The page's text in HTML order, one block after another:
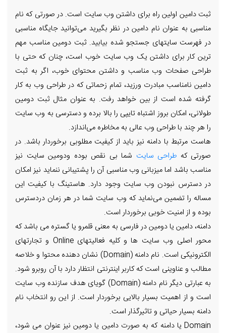
ثبت دامین اولین راه برای داشتن وب سایت است. در صورتی که نام
مناسبی به عنوان نام دامین در نظر بگیرید می‌توانید جایگاه مناسبی
در فهرست سایتهای جستجو شده بیابید. ثبت دومین مناسب مهم
ترین کار برای داشتن یک وب سایت خوب است، چنان که حتی با
طراحی صفحات وب مناسب و داشتن محتوای خوب، اگر به ثبت
دامین نامناسب مبادرت ورزید، تمام زحماتی که در طراحی وب به کار
گرفته شده است از بین خواهد رفت. به عنوان مثال ثبت دومین
طولانی، امکان بروز اشتباه تایپی را بالا برده و دسترسی به وب سایت
را هر چند با طراحی وب عالی به مخاطره می‌اندازد.
هاست مرتبط با دامنه نیز باید از کیفیت مطلوبی برخوردار باشد. در
صورتی که طراحی سایت شما بی نقص بوده ودومین سایت نیز
مناسب باشد اما میزبانی وب مناسبی آن را پشتیبانی ننماید نیز امکان
در دسترس نبودن وب سایت وجود دارد. هاستینگ با کیفیت این
مساله را تضمین می‌نماید که وب سایت شما در هر زمان دردسترس
بوده و از امنیت خوبی برخوردار است.
دامنه، دامین یا دومین در فارسی به معنی قلمرو یا گستره می باشد که
محور اصلی وب سایت ها و کلیه فعالیتهای Online و تجارتهای
الکترونیکی است. نام دامنه (Domain) نشان دهنده محتوا و خلاصه
مطالب و عناوینی است که کاربر اینترنتی انتظار دارد با آن روبرو شود.
به عبارتی دیگر نام دامنه (Domain) گویای هدف سازنده وب سایت
است و از اهمیت بسیار بالایی برخوردار است. از این رو انتخاب نام
دامنه بسیار حیاتی و تاثیرگذار است.
Domain یا دامنه که به صورت دامین یا دومین نیز عنوان می شود،